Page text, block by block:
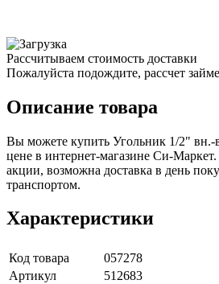
Рассчитываем стоимость доставки
Пожалуйста подождите, рассчет
Описание товара
Вы можете купить Угольник 1/2" вн.-
цене в интернет-магазине Си-
акции, возможна доставка в день
транспортом.
Характеристики
Код товара
057278
Артикул
512683